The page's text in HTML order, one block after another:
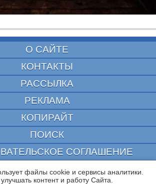
О САЙТЕ
КОНТАКТЫ
РАССЫЛКА
РЕКЛАМА
КОПИРАЙТ
ПОИСК
СОГЛАШЕНИЕ
ЗАЩИЩЕНО CURATOR
файлы cookie и сервисы аналитики.
контент и работу Cайта.